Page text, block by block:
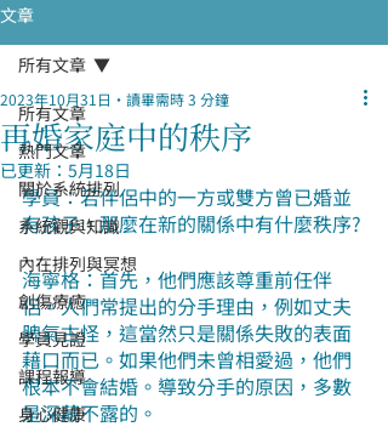
文章
所有文章
熱門文章
關於系統排列
系統觀與知識
內在排列與冥想
創傷療癒
學員見證
課程報導
身心健康
所有文章
再婚家庭中的秩序
2023年10月31日 讀畢需時 3 分鐘
已更新： 5月18日
學員：若伴侶中的一方或雙方曾已婚並
有孩子，那麼在新的關係中有什麼秩序?
海寧格：首先，他們應該尊重前任伴
侶。人們常提出的分手理由，例如丈夫
脾氣古怪，這當然只是關係失敗的表面
藉口而已。如果他們未曾相愛過，他們
根本不會結婚。導致分手的原因，多數
是深藏不露的。